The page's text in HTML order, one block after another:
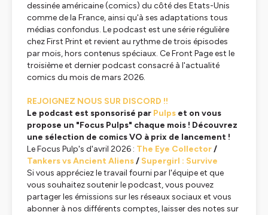
dessinée américaine (comics) du côté des Etats-Unis
comme de la France, ainsi qu'à ses adaptations tous
médias confondus. Le podcast est une série régulière
chez First Print et revient au rythme de trois épisodes
par mois, hors contenus spéciaux. Ce Front Page est le
troisième et dernier podcast consacré à l'actualité
comics du mois de mars 2026.
REJOIGNEZ NOUS SUR DISCORD !!
Le podcast est sponsorisé par Pulps et on vous
propose un "Focus Pulps" chaque mois ! Découvrez
une sélection de comics VO à prix de lancement !
Le Focus Pulp's d'avril 2026 : The Eye Collector/
Tankers vs Ancient Aliens/ Supergirl : Survive
Si vous appréciez le travail fourni par l'équipe et que
vous souhaitez soutenir le podcast, vous pouvez
partager les émissions sur les réseaux sociaux et vous
abonner à nos différents comptes, laisser des notes sur